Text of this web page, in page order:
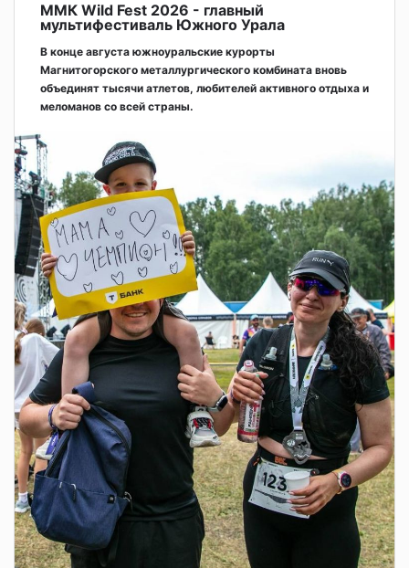
ММК Wild Fest 2026 - главный
мультифестиваль Южного Урала
В конце августа южноуральские курорты
Магнитогорского металлургического комбината вновь
объединят тысячи атлетов, любителей активного отдыха и
меломанов со всей страны.